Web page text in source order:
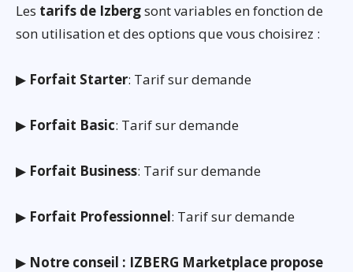
Les tarifs de Izbergsont variables en fonction de
son utilisation et des options que vous choisirez :
▶ Forfait Starter: Tarif sur demande
▶ Forfait Basic: Tarif sur demande
▶ Forfait Business: Tarif sur demande
▶ Forfait Professionnel: Tarif sur demande
▶ Notre conseil : IZBERG Marketplace propose